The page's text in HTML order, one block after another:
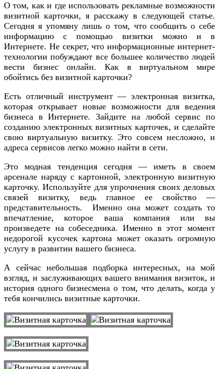
О том, как и где использовать рекламные возможности
визитной карточки, я расскажу в следующей статье.
Сегодня я упомяну лишь о том, что сообщить о себе
информацию с помощью визитки можно и в
Интернете. Не секрет, что информационные интернет-
технологии побуждают все большее количество людей
вести бизнес онлайн. Как в виртуальном мире
обойтись без визитной карточки?
Есть отличный инструмент — электронная визитка,
которая открывает новые возможности для ведения
бизнеса в Интернете. Зайдите на любой сервис по
созданию электронных визитных карточек, и сделайте
свою виртуальную визитку. Это совсем несложно, и
адреса сервисов легко можно найти в сети.
Это модная тенденция сегодня — иметь в своем
арсенале наряду с картонной, электронную визитную
карточку. Используйте для упрочнения своих деловых
связей визитку, ведь главное ее свойство —
представительность. Именно она может создать то
впечатление, которое ваша компания или вы
произведете на собеседника. Именно в этот момент
недорогой кусочек картона может оказать огромную
услугу в развитии вашего бизнеса.
А сейчас небольшая подборка интересных, на мой
взгляд, и заслуживающих вашего внимания визиток, и
история одного бизнесмена о том, что делать, когда у
тебя кончились визитные карточки.